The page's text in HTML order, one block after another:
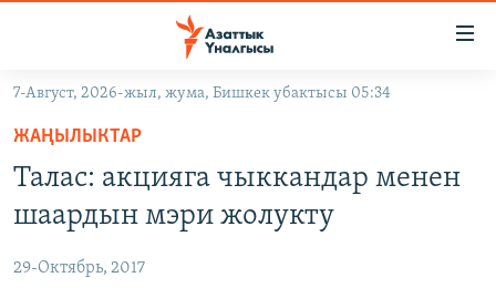
Навигацияга
өтүңүз
Издөөгө
салыңыз
ЭКОНОМИКА
БОРБОР АЗИЯ
УКРАИНА
АТАЙЫН ИЛИКТӨӨ
7-Август, 2026-жыл, жума, Бишкек убактысы 05:34
ЖАҢЫЛЫКТАР
Талас: акцияга чыккандар менен
шаардын мэри жолукту
29-Октябрь, 2017